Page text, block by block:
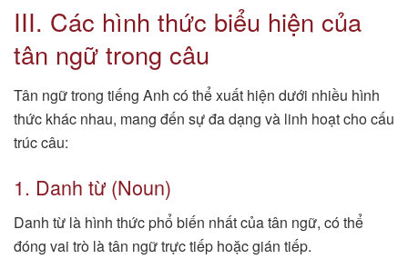
III. Các hình thức biểu hiện của
tân ngữ trong câu
Tân ngữ trong tiếng Anh có thể xuất hiện dưới nhiều hình
thức khác nhau, mang đến sự đa dạng và linh hoạt cho cấu
trúc câu:
1. Danh từ (Noun)
Danh từ là hình thức phổ biến nhất của tân ngữ, có thể
đóng vai trò là tân ngữ trực tiếp hoặc gián tiếp.